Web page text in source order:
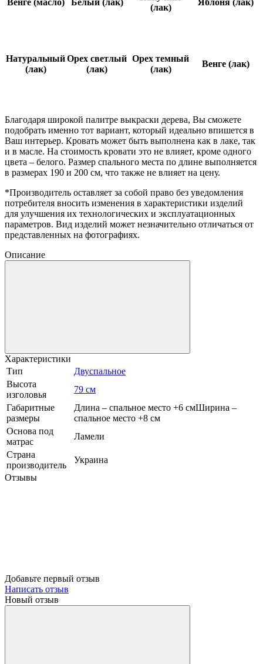
(лак)
Натуральный
(лак)
Орех светлый
(лак)
Орех темный
(лак)
Венге (лак)
Благодаря широкой палитре выкраски дерева, Вы сможете
подобрать именно тот вариант, который идеально впишется в
Ваш интерьер. Кровать может быть выполнена как в лаке, так
и в масле. На стоимость кровати это не влияет, кроме одного
цвета – белого. Размер спального места по длине выполняется
в размерах 190 и 200 см, что также не влияет на цену.
*Производитель оставляет за собой право без уведомления
потребителя вносить изменения в характеристики изделий
для улучшения их технологических и эксплуатационных
параметров. Вид изделий может незначительно отличаться от
представленных на фотографиях.
Описание
Характеристики
Тип
Двуспальное
Высота
изголовья
79 см
Габаритные
размеры
Длина – спальное место +6 смШирина –
спальное место +8 см
Основа под
матрас
Ламели
Страна
производитель
Украина
Отзывы
Добавьте первый отзыв
Написать отзыв
Новый отзыв